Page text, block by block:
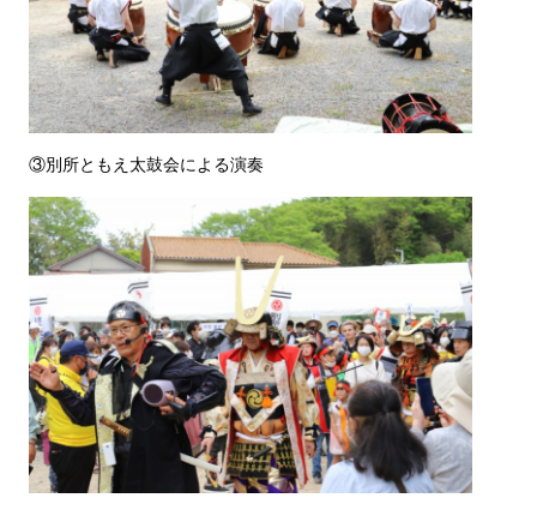
③別所ともえ太鼓会による演奏